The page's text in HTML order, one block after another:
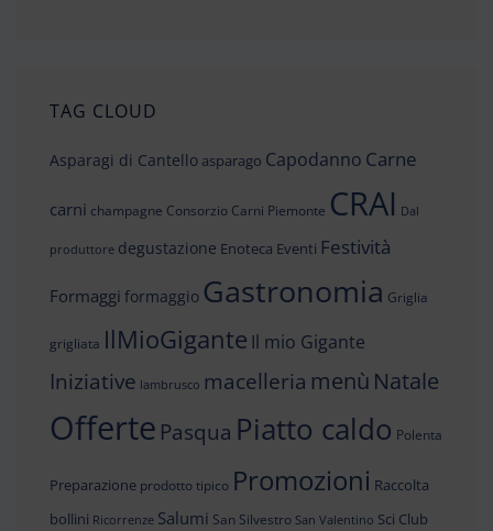
TAG CLOUD
Asparagi di Cantello asparago Capodanno Carne
carni champagne Consorzio Carni Piemonte CRAI Dal
produttore degustazione Enoteca Eventi Festività
Formaggi formaggio Gastronomia Griglia
grigliata IlMioGigante Il mio Gigante
Iniziative lambrusco macelleria menù Natale
Offerte Pasqua Piatto caldo Polenta
Preparazione prodotto tipico Promozioni Raccolta
bollini Ricorrenze Salumi San Silvestro San Valentino Sci Club